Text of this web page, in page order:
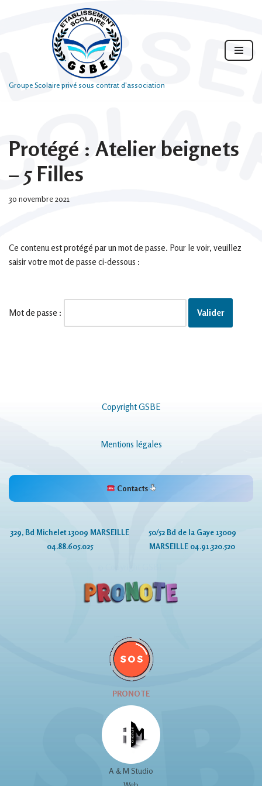
Groupe Scolaire privé sous contrat d'association
Protégé : Atelier beignets
– 5 Filles
30 novembre 2021
Ce contenu est protégé par un mot de passe. Pour le voir, veuillez
saisir votre mot de passe ci-dessous :
Mot de passe :
Copyright GSBE
Mentions légales
Contacts
329, Bd Michelet 13009 MARSEILLE
04.88.605.025
50/52 Bd de la Gaye 13009
MARSEILLE 04.91.320.520
PRONOTE
A & M Studio